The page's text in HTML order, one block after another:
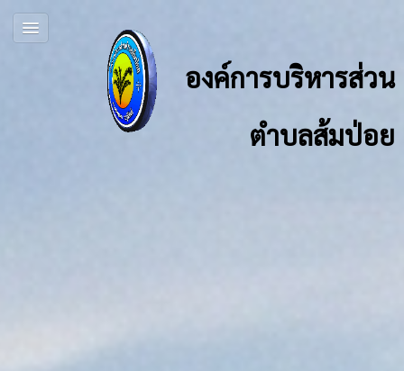
องค์การบริหารส่วน
ตำบลส้มป่อย